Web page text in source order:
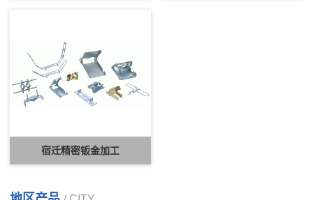
宿迁精密钣金加工